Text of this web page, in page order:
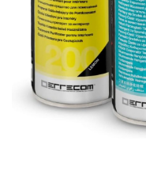
Ventilatoare turbina
VENTILATOARE AXIALE